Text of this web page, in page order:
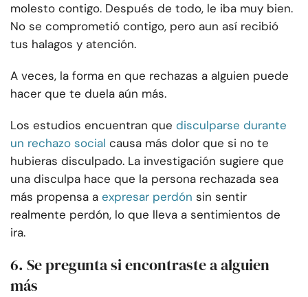
molesto contigo. Después de todo, le iba muy bien.
No se comprometió contigo, pero aun así recibió
tus halagos y atención.
A veces, la forma en que rechazas a alguien puede
hacer que te duela aún más.
Los estudios encuentran que disculparse durante
un rechazo social causa más dolor que si no te
hubieras disculpado. La investigación sugiere que
una disculpa hace que la persona rechazada sea
más propensa a expresar perdón sin sentir
realmente perdón, lo que lleva a sentimientos de
ira.
6. Se pregunta si encontraste a alguien
más